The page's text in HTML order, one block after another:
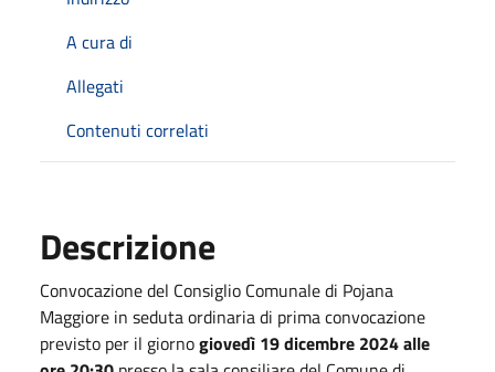
A cura di
Allegati
Contenuti correlati
Descrizione
Convocazione del Consiglio Comunale di Pojana
Maggiore in seduta ordinaria di prima convocazione
previsto per il giornogiovedì 19 dicembre 2024 alle